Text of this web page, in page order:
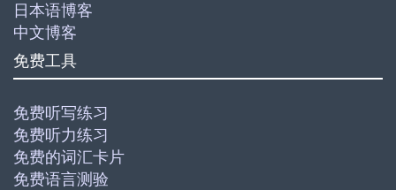
日本语博客
中文博客
免费工具
免费听写练习
免费听力练习
免费的词汇卡片
免费语言测验